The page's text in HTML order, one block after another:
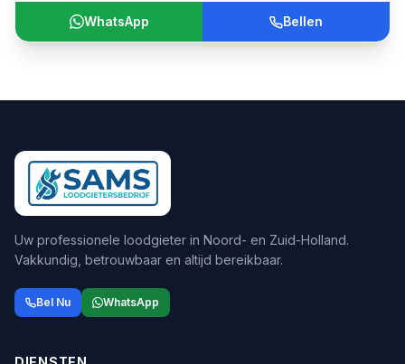
WhatsApp Bellen
Uw professionele loodgieter in Noord- en Zuid-Holland.
Vakkundig, betrouwbaar en altijd bereikbaar.
Bel Nu WhatsApp